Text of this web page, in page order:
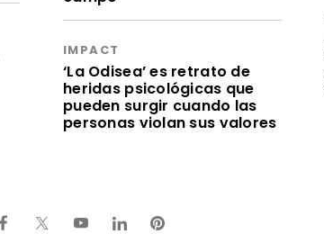
IMPACT
‘La Odisea’ es retrato de
heridas psicológicas que
pueden surgir cuando las
personas violan sus valores